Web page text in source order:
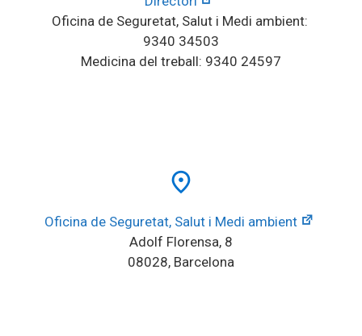
Oficina de Seguretat, Salut i Medi ambient:
9340 34503
Medicina del treball: 9340 24597
place
Oficina de Seguretat, Salut i Medi ambient
Adolf Florensa, 8
08028, Barcelona